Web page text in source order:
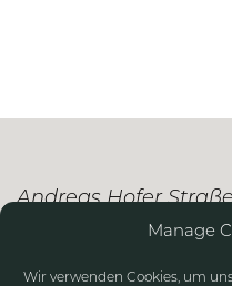
Manage
Wir verwenden Cookies, um
Andreas Hofer
+43 664 4380949